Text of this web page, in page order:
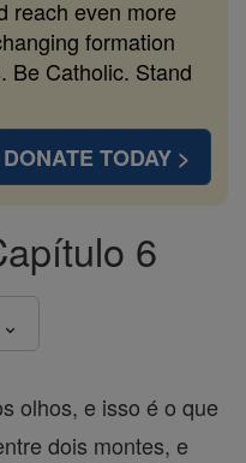
reach even more
formation
Be Catholic. Stand
DONATE TODAY >
6
olhos, e isso é o que
dois montes, e